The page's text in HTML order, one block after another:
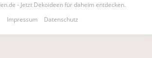
- Jetzt Dekoideen für daheim entdecken.
Impressum
Datenschutz